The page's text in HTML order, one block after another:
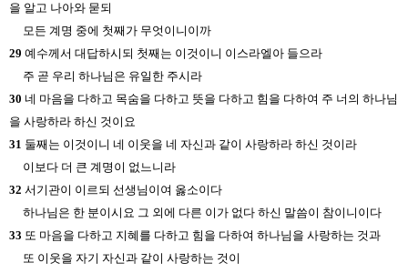
을 알고 나아와 묻되
모든 계명 중에 첫째가 무엇이니이까
29 예수께서 대답하시되 첫째는 이것이니 이스라엘아 들으라
주 곧 우리 하나님은 유일한 주시라
30 네 마음을 다하고 목숨을 다하고 뜻을 다하고 힘을 다하여 주 너의 하나님
을 사랑하라 하신 것이요
31 둘째는 이것이니 네 이웃을 네 자신과 같이 사랑하라 하신 것이라
이보다 더 큰 계명이 없느니라
32 서기관이 이르되 선생님이여 옳소이다
하나님은 한 분이시요 그 외에 다른 이가 없다 하신 말씀이 참이니이다
33 또 마음을 다하고 지혜를 다하고 힘을 다하여 하나님을 사랑하는 것과
또 이웃을 자기 자신과 같이 사랑하는 것이